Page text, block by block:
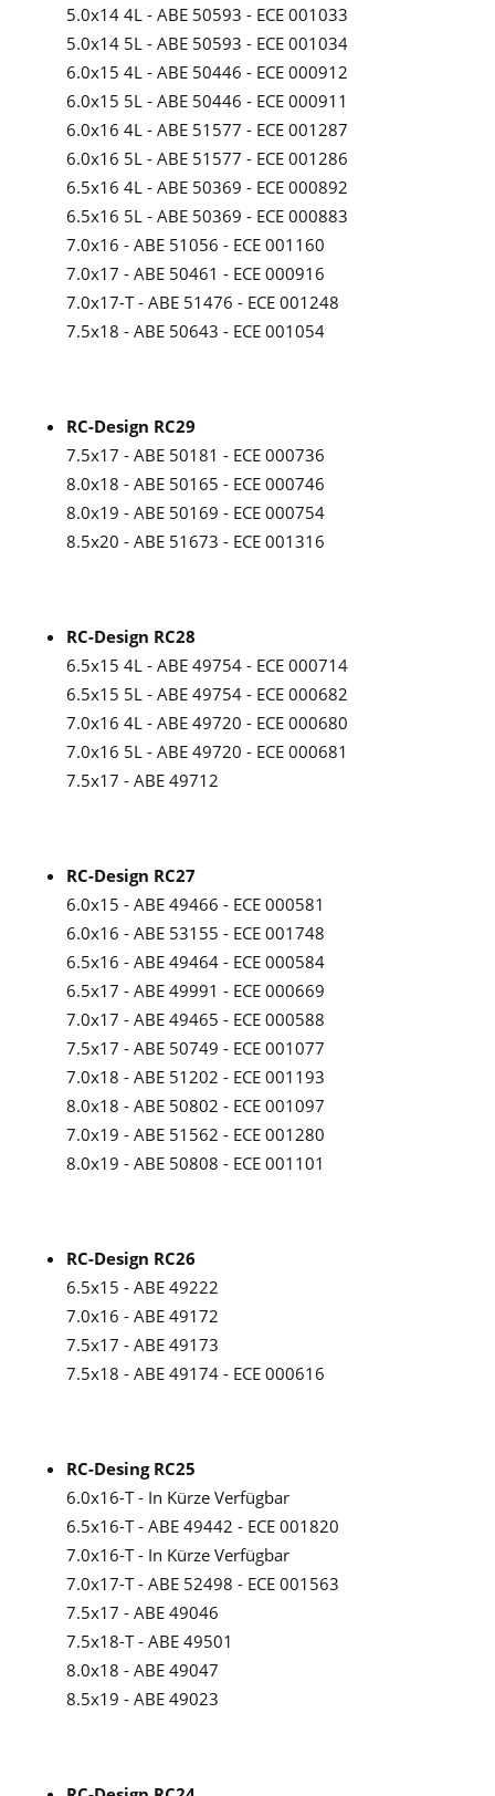
5.0x14 4L - ABE 50593 - ECE 001033
5.0x14 5L - ABE 50593 - ECE 001034
6.0x15 4L - ABE 50446 - ECE 000912
6.0x15 5L - ABE 50446 - ECE 000911
6.0x16 4L - ABE 51577 - ECE 001287
6.0x16 5L - ABE 51577 - ECE 001286
6.5x16 4L - ABE 50369 - ECE 000892
6.5x16 5L - ABE 50369 - ECE 000883
7.0x16 - ABE 51056 - ECE 001160
7.0x17 - ABE 50461 - ECE 000916
7.0x17-T - ABE 51476 - ECE 001248
7.5x18 - ABE 50643 - ECE 001054
RC-Design RC29
7.5x17 - ABE 50181 - ECE 000736
8.0x18 - ABE 50165 - ECE 000746
8.0x19 - ABE 50169 - ECE 000754
8.5x20 - ABE 51673 - ECE 001316
RC-Design RC28
6.5x15 4L - ABE 49754 - ECE 000714
6.5x15 5L - ABE 49754 - ECE 000682
7.0x16 4L - ABE 49720 - ECE 000680
7.0x16 5L - ABE 49720 - ECE 000681
7.5x17 - ABE 49712
RC-Design RC27
6.0x15 - ABE 49466 - ECE 000581
6.0x16 - ABE 53155 - ECE 001748
6.5x16 - ABE 49464 - ECE 000584
6.5x17 - ABE 49991 - ECE 000669
7.0x17 - ABE 49465 - ECE 000588
7.5x17 - ABE 50749 - ECE 001077
7.0x18 - ABE 51202 - ECE 001193
8.0x18 - ABE 50802 - ECE 001097
7.0x19 - ABE 51562 - ECE 001280
8.0x19 - ABE 50808 - ECE 001101
RC-Design RC26
6.5x15 - ABE 49222
7.0x16 - ABE 49172
7.5x17 - ABE 49173
7.5x18 - ABE 49174 - ECE 000616
RC-Desing RC25
6.0x16-T - In Kürze Verfügbar
6.5x16-T - ABE 49442 - ECE 001820
7.0x16-T - In Kürze Verfügbar
7.0x17-T - ABE 52498 - ECE 001563
7.5x17 - ABE 49046
7.5x18-T - ABE 49501
8.0x18 - ABE 49047
8.5x19 - ABE 49023